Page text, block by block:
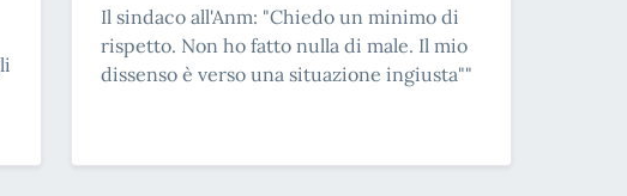
Il sindaco all'Anm: "Chiedo un minimo di
rispetto. Non ho fatto nulla di male. Il mio
dissenso è verso una situazione ingiusta""